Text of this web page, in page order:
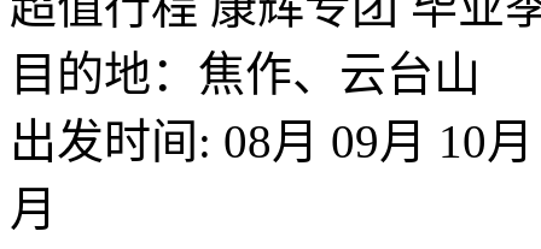
目的地：焦作、云台山
出发时间: 08月 09月 10月
月